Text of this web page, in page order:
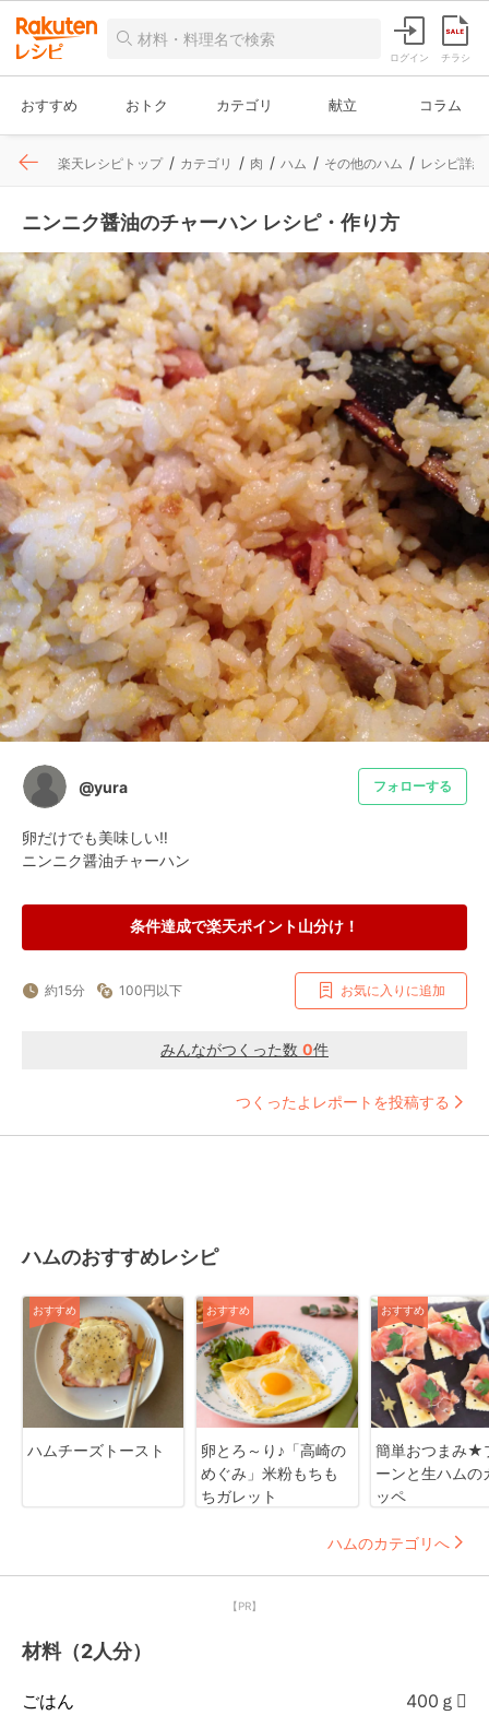
ログイン チラシ
おすすめ おトク カテゴリ 献立 コラム
楽天レシピトップ カテゴリ 肉 ハム その他のハム レシピ詳細
ニンニク醤油のチャーハン レシピ・作り方
@yura フォローする
卵だけでも美味しい‼︎
ニンニク醤油チャーハン
条件達成で楽天ポイント山分け！
約15分 100円以下 お気に入りに追加
みんながつくった数 0件
つくったよレポートを投稿する
ハムのおすすめレシピ
おすすめ
ハムチーズトースト
おすすめ
卵とろ～り♪「高崎の
めぐみ」米粉もちも
ちガレット
おすすめ
簡単おつまみ★
ーンと生ハムの
ッペ
ハムのカテゴリへ
【PR】
材料（2人分）
ごはん 400ｇ